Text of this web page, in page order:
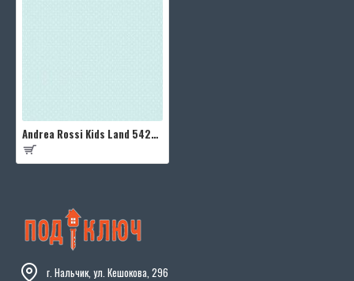
Andrea Rossi Kids Land 54263-7
г. Нальчик, ул. Кешокова, 296